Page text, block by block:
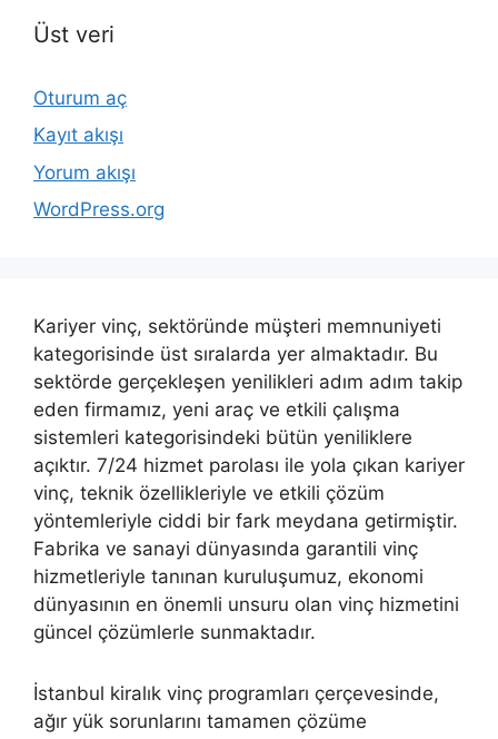
Üst veri
Oturum aç
Kayıt akışı
Yorum akışı
WordPress.org
Kariyer vinç, sektöründe müşteri memnuniyeti
kategorisinde üst sıralarda yer almaktadır. Bu
sektörde gerçekleşen yenilikleri adım adım takip
eden firmamız, yeni araç ve etkili çalışma
sistemleri kategorisindeki bütün yeniliklere
açıktır. 7/24 hizmet parolası ile yola çıkan kariyer
vinç, teknik özellikleriyle ve etkili çözüm
yöntemleriyle ciddi bir fark meydana getirmiştir.
Fabrika ve sanayi dünyasında garantili vinç
hizmetleriyle tanınan kuruluşumuz, ekonomi
dünyasının en önemli unsuru olan vinç hizmetini
güncel çözümlerle sunmaktadır.
İstanbul kiralık vinç programları çerçevesinde,
ağır yük sorunlarını tamamen çözüme